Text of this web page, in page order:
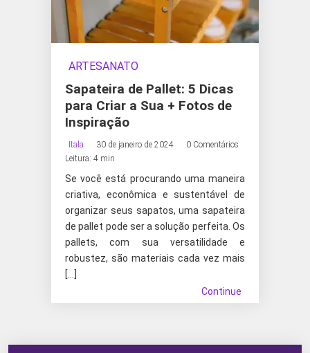
ARTESANATO
Sapateira de Pallet: 5 Dicas
para Criar a Sua + Fotos de
Inspiração
Itala 30 de janeiro de 2024
0 Comentários
Leitura: 4 min
Se você está procurando uma maneira
criativa, econômica e sustentável de
organizar seus sapatos, uma sapateira
de pallet pode ser a solução perfeita. Os
pallets, com sua versatilidade e
robustez, são materiais cada vez mais
[…]
Continue